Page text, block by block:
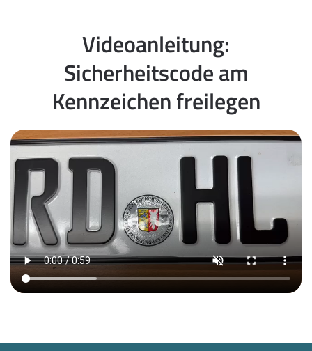
Videoanleitung:
Sicherheitscode am
Kennzeichen freilegen